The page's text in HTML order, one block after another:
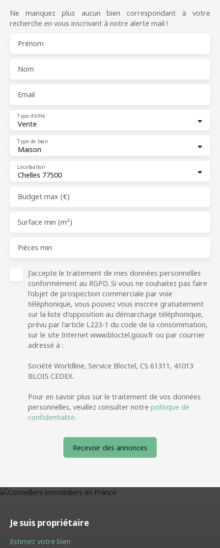
Ne manquez plus aucun bien correspondant à votre
recherche en vous inscrivant à notre alerte mail !
Prénom
Nom
Email
Vente
Type d'offre
Maison
Type de bien
Chelles 77500
Localisation
Budget max (€)
Surface min (m²)
Pièces min
J'accepte le traitement de mes données personnelles
conformément au RGPD. Si vous ne souhaitez pas faire
l'objet de prospection commerciale par voie
téléphonique, vous pouvez vous inscrire gratuitement
sur la liste d'opposition au démarchage téléphonique,
prévu par l'article L223-1 du code de la consommation,
sur le site Internet www.bloctel.gouv.fr ou par courrier
adressé à :
Société Worldline, Service Bloctel, CS 61311, 41013
BLOIS CEDEX.
Pour en savoir plus sur le traitement de vos données
personnelles, veuillez consulter notre politique de
confidentialité.
Recevoir des annonces
Je suis propriétaire
Estimez votre bien